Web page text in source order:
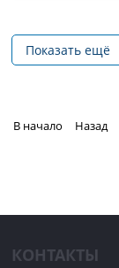
Показать ещё
В начало Назад
КОНТАКТЫ